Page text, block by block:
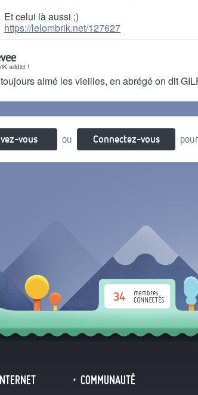
Et celui là aussi ;)
https://lelombrik.net/127627
addict !
aimé les vieilles, en abrégé on dit
vous ou Connectez-vous
34
COMMUNAUTÉ